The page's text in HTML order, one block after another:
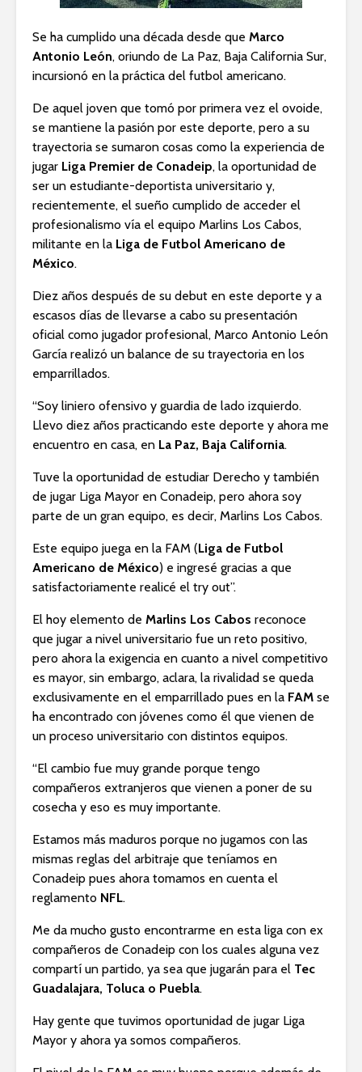
Se ha cumplido una década desde que Marco
Antonio León, oriundo de La Paz, Baja California Sur,
incursionó en la práctica del futbol americano.
De aquel joven que tomó por primera vez el ovoide,
se mantiene la pasión por este deporte, pero a su
trayectoria se sumaron cosas como la experiencia de
jugar Liga Premier de Conadeip, la oportunidad de
ser un estudiante-deportista universitario y,
recientemente, el sueño cumplido de acceder el
profesionalismo vía el equipo Marlins Los Cabos,
militante en la Liga de Futbol Americano de
México.
Diez años después de su debut en este deporte y a
escasos días de llevarse a cabo su presentación
oficial como jugador profesional, Marco Antonio León
García realizó un balance de su trayectoria en los
emparrillados.
“Soy liniero ofensivo y guardia de lado izquierdo.
Llevo diez años practicando este deporte y ahora me
encuentro en casa, en La Paz, Baja California.
Tuve la oportunidad de estudiar Derecho y también
de jugar Liga Mayor en Conadeip, pero ahora soy
parte de un gran equipo, es decir, Marlins Los Cabos.
Este equipo juega en la FAM (Liga de Futbol
Americano de México) e ingresé gracias a que
satisfactoriamente realicé el try out”.
El hoy elemento de Marlins Los Cabos reconoce
que jugar a nivel universitario fue un reto positivo,
pero ahora la exigencia en cuanto a nivel competitivo
es mayor, sin embargo, aclara, la rivalidad se queda
exclusivamente en el emparrillado pues en la FAM se
ha encontrado con jóvenes como él que vienen de
un proceso universitario con distintos equipos.
“El cambio fue muy grande porque tengo
compañeros extranjeros que vienen a poner de su
cosecha y eso es muy importante.
Estamos más maduros porque no jugamos con las
mismas reglas del arbitraje que teníamos en
Conadeip pues ahora tomamos en cuenta el
reglamento NFL.
Me da mucho gusto encontrarme en esta liga con ex
compañeros de Conadeip con los cuales alguna vez
compartí un partido, ya sea que jugarán para el Tec
Guadalajara, Toluca o Puebla.
Hay gente que tuvimos oportunidad de jugar Liga
Mayor y ahora ya somos compañeros.